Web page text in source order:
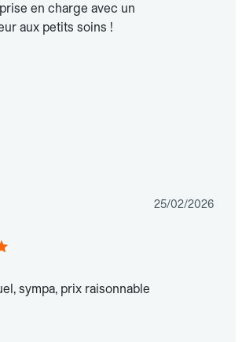
en charge avec un
aux petits soins !
25/02/2026
sympa, prix raisonnable